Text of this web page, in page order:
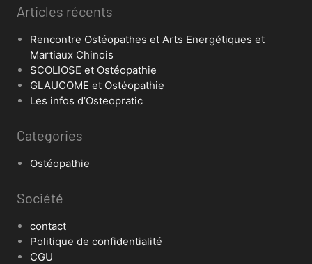
Articles récents
Rencontre Ostéopathes et Arts Energétiques et
Martiaux Chinois
SCOLIOSE et Ostéopathie
GLAUCOME et Ostéopathie
Les infos d’Osteopratic
Categories
Ostéopathie
Société
contact
Politique de confidentialité
CGU